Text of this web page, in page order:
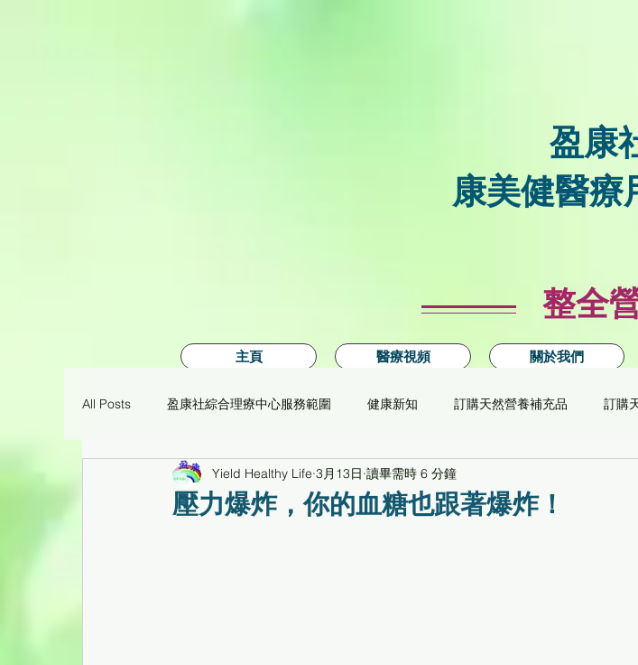
盈康
康美健醫療
整全
主頁 醫療視頻 關於我們
All Posts 盈康社綜合理療中心服務範圍 健康新知 訂購天然營養補充品 訂購
痛症理療工作坊臨床個案 環保醫療用品/養生儀器
壓力爆炸，你的血糖也跟著爆炸！
Yield Healthy Life 3月13日 讀畢需時 6 分鐘